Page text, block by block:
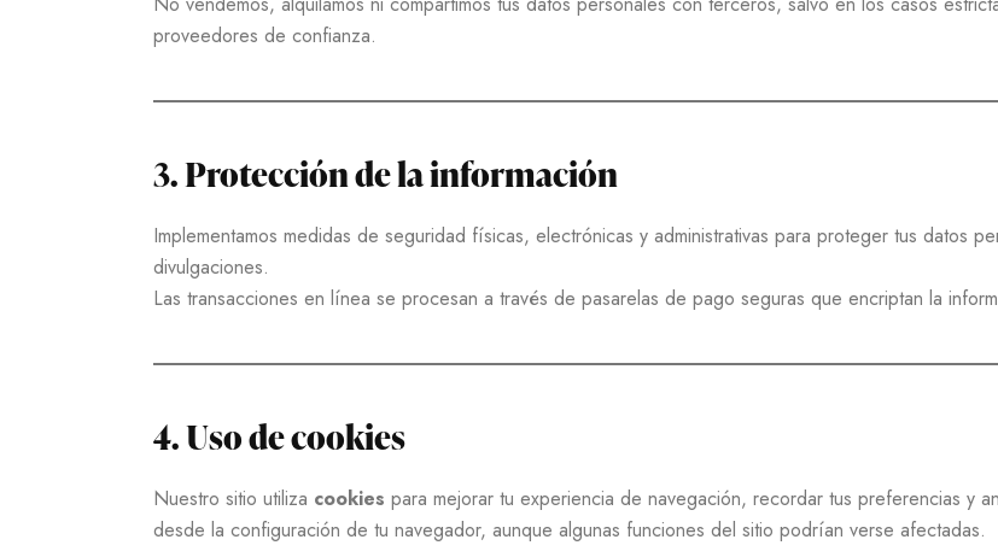
proveedores de confianza.
3. Protección de la información
Implementamos medidas de seguridad físicas, electrónicas y administrativas para proteger tus datos
divulgaciones.
Las transacciones en línea se procesan a través de pasarelas de pago seguras que encriptan la
4. Uso de cookies
Nuestro sitio utiliza cookies para mejorar tu experiencia de navegación, recordar tus preferencias y
desde la configuración de tu navegador, aunque algunas funciones del sitio podrían verse afectadas.